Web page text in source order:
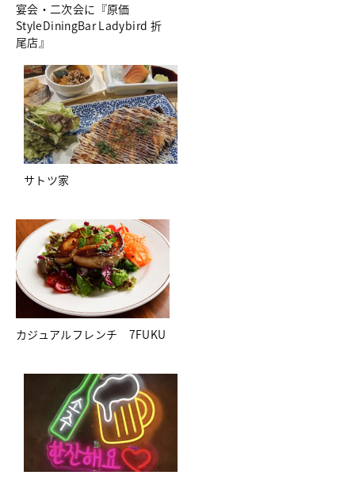
宴会・二次会に『原価
StyleDiningBar Ladybird 折
尾店』
サトツ家
カジュアルフレンチ 7FUKU